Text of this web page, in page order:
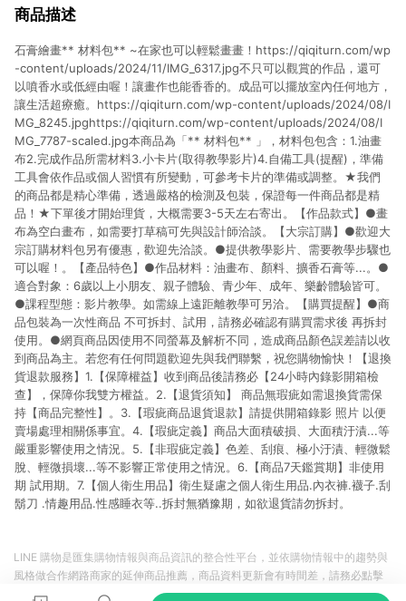
商品描述
石膏繪畫** 材料包** ~在家也可以輕鬆畫畫！https://qiqiturn.com/wp
-content/uploads/2024/11/IMG_6317.jpg不只可以觀賞的作品，還可
以噴香水或低經由喔！讓畫作也能香香的。成品可以擺放室內任何地方，
讓生活超療癒。https://qiqiturn.com/wp-content/uploads/2024/08/I
MG_8245.jpghttps://qiqiturn.com/wp-content/uploads/2024/08/I
MG_7787-scaled.jpg本商品為「** 材料包** 」，材料包包含：1.油畫
布2.完成作品所需材料3.小卡片(取得教學影片)4.自備工具(提醒)，準備
工具會依作品或個人習慣有所變動，可參考卡片的準備或調整。★我們
的商品都是精心準備，透過嚴格的檢測及包裝，保證每一件商品都是精
品！★下單後才開始理貨，大概需要3-5天左右寄出。【作品款式】●畫
布為空白畫布，如需要打草稿可先與設計師洽談。【大宗訂購】●歡迎大
宗訂購材料包另有優惠，歡迎先洽談。●提供教學影片、需要教學步驟也
可以喔！。【產品特色】●作品材料：油畫布、顏料、擴香石膏等...。●
適合對象：6歲以上小朋友、親子體驗、青少年、成年、樂齡體驗皆可。
●課程型態：影片教學。如需線上遠距離教學可另洽。【購買提醒】●商
品包裝為一次性商品 不可拆封、試用，請務必確認有購買需求後 再拆封
使用。●網頁商品因使用不同螢幕及解析不同，造成商品顏色誤差請以收
到商品為主。若您有任何問題歡迎先與我們聯繫，祝您購物愉快！【退換
貨退款服務】1.【保障權益】收到商品後請務必【24小時內錄影開箱檢
查】，保障你我雙方權益。2.【退貨須知】 商品無瑕疵如需退換貨需保
持【商品完整性】。3.【瑕疵商品退貨退款】請提供開箱錄影 照片 以便
賣場處理相關係事宜。4.【瑕疵定義】商品大面積破損、大面積汙漬...等
嚴重影響使用之情況。5.【非瑕疵定義】色差、刮痕、極小汙漬、輕微鬆
脫、輕微損壞...等不影響正常使用之情況。6.【商品7天鑑賞期】非使用
期 試用期。7.【個人衛生用品】衛生疑慮之個人衛生用品.內衣褲.襪子.刮
鬍刀 .情趣用品.性感睡衣等..拆封無猶豫期，如欲退貨請勿拆封。
LINE 購物是匯集購物情報與商品資訊的整合性平台，並依購物情報中的趨勢與
風格做合作網路商家的延伸商品推薦，商品資料更新會有時間差，請務必點擊
商品至各合作網路商家，確認現售價與購物條件，一切資訊以合作廠商網頁為